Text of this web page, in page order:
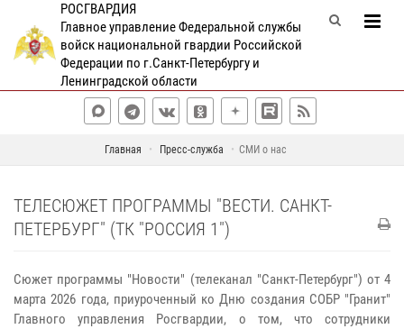
РОСГВАРДИЯ
Главное управление Федеральной службы
войск национальной гвардии Российской
Федерации по г.Санкт-Петербургу и
Ленинградской области
Главная Пресс-служба СМИ о нас
ТЕЛЕСЮЖЕТ ПРОГРАММЫ "ВЕСТИ. САНКТ-
ПЕТЕРБУРГ" (ТК "РОССИЯ 1")​​​​​​​
Сюжет программы "Новости" (телеканал "Санкт-Петербург") от 4
марта 2026 года, приуроченный ко Дню создания СОБР "Гранит"
Главного управления Росгвардии, о том, что сотрудники